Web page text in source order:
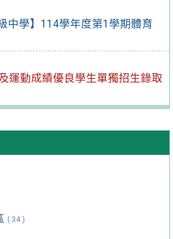
中學】114學年度第1學期體育
運動成績優良學生單獨招生錄取
( 34 )